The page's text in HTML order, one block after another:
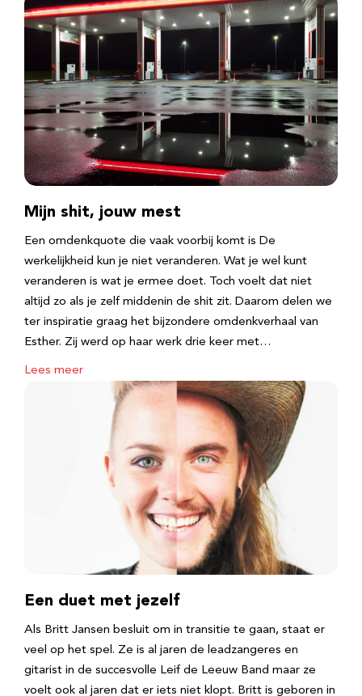
Mijn shit, jouw mest
Een omdenkquote die vaak voorbij komt is De
werkelijkheid kun je niet veranderen. Wat je wel kunt
veranderen is wat je ermee doet. Toch voelt dat niet
altijd zo als je zelf middenin de shit zit. Daarom delen we
ter inspiratie graag het bijzondere omdenkverhaal van
Esther. Zij werd op haar werk drie keer met…
Lees meer
Een duet met jezelf
Als Britt Jansen besluit om in transitie te gaan, staat er
veel op het spel. Ze is al jaren de leadzangeres en
gitarist in de succesvolle Leif de Leeuw Band maar ze
voelt ook al jaren dat er iets niet klopt. Britt is geboren in